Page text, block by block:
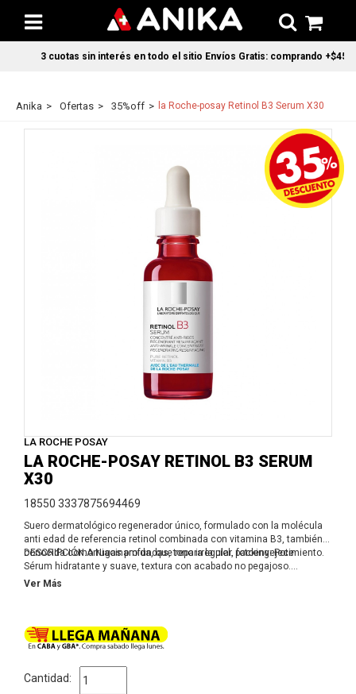
3 cuotas sin interés en todo el sitio Envíos Gratis: comprando
Anika Ofertas 35%off la Roche-posay Retinol B3 Serum X30
LA ROCHE POSAY
LA ROCHE-POSAY RETINOL B3 SERUM
X30
18550 3337875694469
Suero dermatológico regenerador único, formulado con la molécula
anti edad de referencia retinol combinada con vitamina B3, también
conocida como Niacinamida, que repara la piel. packing: Pote
DESCRIPCIÓN:Arrugas profundas, tono irregular, fotoenvejecimiento.
Sérum hidratante y suave, textura con acabado no pegajoso.
La fórmula de RETINOL B3 es un complejo único de Retinol Puro y de
óptima.
Modo de uso: aplicar por la noche en rostro y cuello.
Favorece una textura más lisa y uniforme.• La vitamina B3 ayuda a
mejorar el confort y la luminosidad.
Ver Más
Cantidad: